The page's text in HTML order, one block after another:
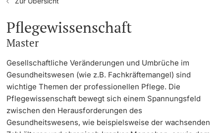
weitere Informationen
Doktorierende
Studium
Vor dem Studium
Studienangebot
Anmeldung & Zulassung
Termine & Fristen
Informationen, Veranstaltungen & Schnuppern
Forschung
Lehre
Weiterbildung
Universität
Pflegewissenschaft
Master
Gesellschaftliche Veränderungen und Umbrüche im
Gesundheitswesen (wie z.B. Fachkräftemangel) sind
wichtige Themen der professionellen Pflege. Die
Pflegewissenschaft bewegt sich einem Spannungsfeld
zwischen den Herausforderungen des
Gesundheitswesens, wie beispielsweise der wachsenden